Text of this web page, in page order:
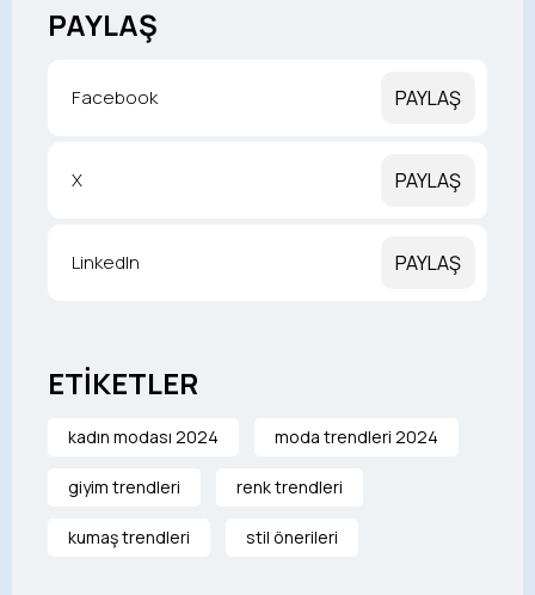
PAYLAŞ
Facebook PAYLAŞ
X PAYLAŞ
LinkedIn PAYLAŞ
ETİKETLER
kadın modası 2024 moda trendleri 2024
giyim trendleri renk trendleri
kumaş trendleri stil önerileri